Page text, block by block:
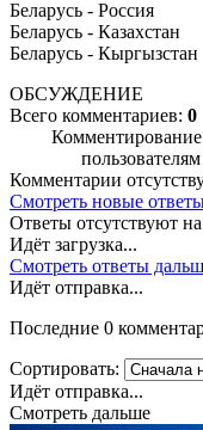
Беларусь - Россия
Беларусь - Казахстан
Беларусь - Кыргызстан
ОБСУЖДЕНИЕ
Всего комментариев: 0
Комментарии
Смотреть новые
Ответы отсутствуют
Идёт загрузка...
Смотреть ответы
Идёт отправка...
Последние 0
Сортировать:
Идёт отправка...
Смотреть дальше